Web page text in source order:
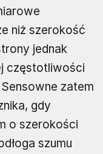
niż szerokość
jednak
częstotliwości
zatem
gdy
o szerokości
szumu